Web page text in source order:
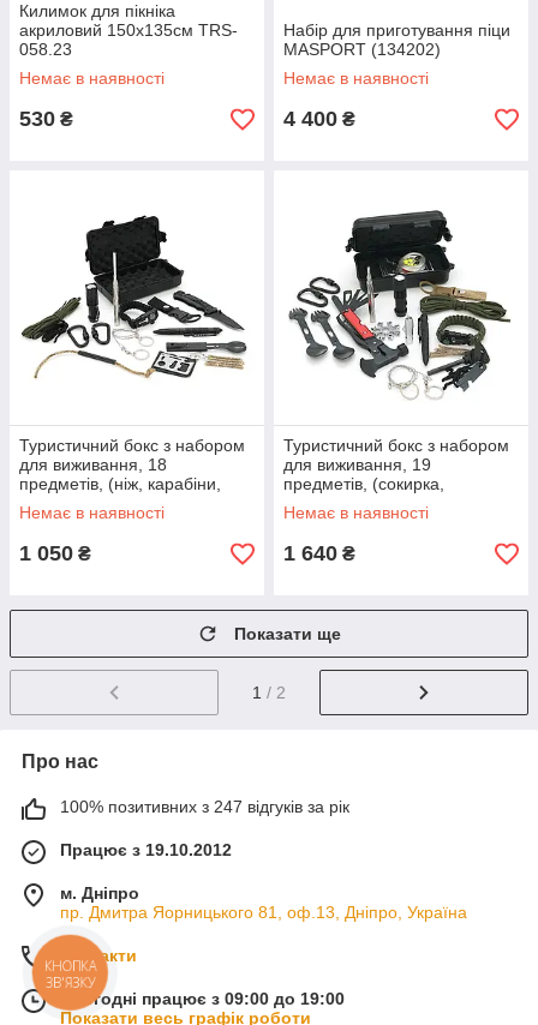
Килимок для пікніка
акриловий 150х135см TRS-
058.23
Немає в наявності
530 ₴
Набір для приготування піци
MASPORT (134202)
Немає в наявності
4 400 ₴
Туристичний бокс з набором
для виживання, 18
предметів, (ніж, карабіни,
ліхтарик, фітіль, мотузка та
ін.), пластик, 20*11.7*6.9см
Немає в наявності
1 050 ₴
Туристичний бокс з набором
для виживання, 19
предметів, (сокирка,
карабіни, ліхтарик, ґнот,
мотузка, ліска та ін,), пластик,
Немає в наявності
1 640 ₴
Показати ще
1 / 2
Про нас
100% позитивних з 247 відгуків за рік
Працює з 19.10.2012
м. Дніпро
пр. Дмитра Яорницького 81, оф.13, Дніпро, Україна
Контакти
Сьогодні працює з 09:00 до 19:00
Показати весь графік роботи
КНОПКА
ЗВ'ЯЗКУ